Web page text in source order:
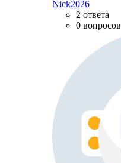
Nick2026
2 ответа
0 вопросов